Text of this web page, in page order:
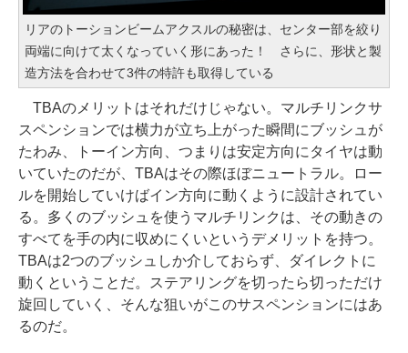
リアのトーションビームアクスルの秘密は、センター部を絞り
両端に向けて太くなっていく形にあった！ さらに、形状と製
造方法を合わせて3件の特許も取得している
TBAのメリットはそれだけじゃない。マルチリンクサ
スペンションでは横力が立ち上がった瞬間にブッシュが
たわみ、トーイン方向、つまりは安定方向にタイヤは動
いていたのだが、TBAはその際ほぼニュートラル。ロー
ルを開始していけばイン方向に動くように設計されてい
る。多くのブッシュを使うマルチリンクは、その動きの
すべてを手の内に収めにくいというデメリットを持つ。
TBAは2つのブッシュしか介しておらず、ダイレクトに
動くということだ。ステアリングを切ったら切っただけ
旋回していく、そんな狙いがこのサスペンションにはあ
るのだ。